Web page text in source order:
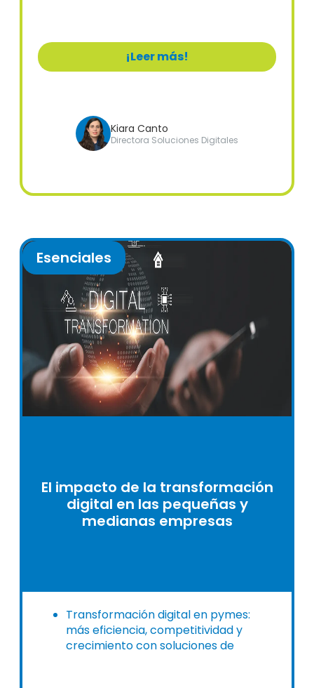
¡Leer más!
Kiara Canto
Directora Soluciones Digitales
Esenciales
El impacto de la transformación
digital en las pequeñas y
medianas empresas
Transformación digital en pymes:
más eficiencia, competitividad y
crecimiento con soluciones de